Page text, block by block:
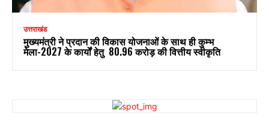
उत्तराखंड
मुख्यमंत्री ने प्रदान की विकास योजनाओं के साथ ही कुम्भ
मेला-2027 के कार्यों हेतु ₹ 80.96 करोड़ की वित्तीय स्वीकृति